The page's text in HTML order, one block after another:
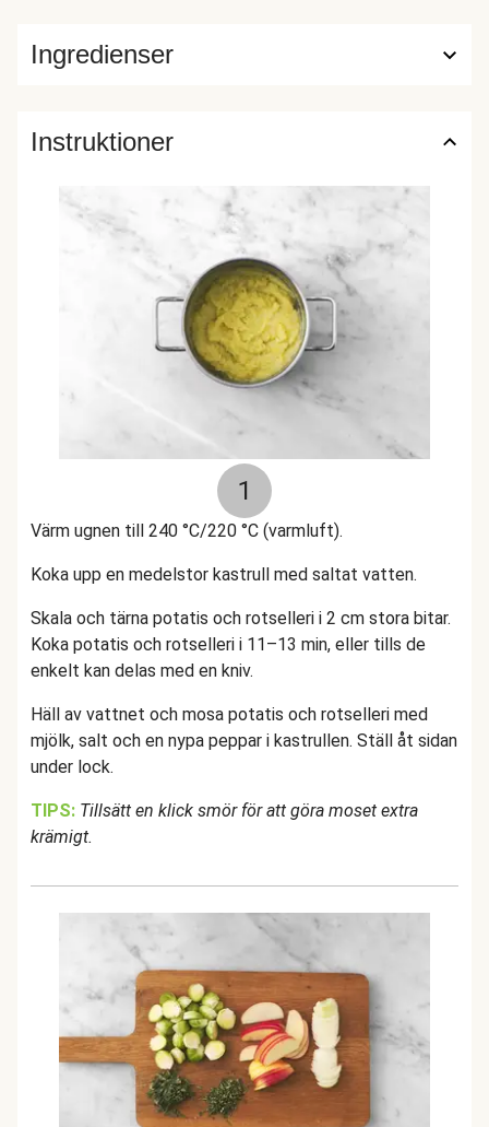
Ingredienser
Instruktioner
1
Värm ugnen till 240 °C/220 °C (varmluft).
Koka upp en medelstor kastrull med saltat vatten.
Skala och tärna potatis och rotselleri i 2 cm stora bitar.
Koka potatis och rotselleri i 11–13 min, eller tills de
enkelt kan delas med en kniv.
Häll av vattnet och mosa potatis och rotselleri med
mjölk, salt och en nypa peppar i kastrullen. Ställ åt sidan
under lock.
TIPS: Tillsätt en klick smör för att göra moset extra
krämigt.